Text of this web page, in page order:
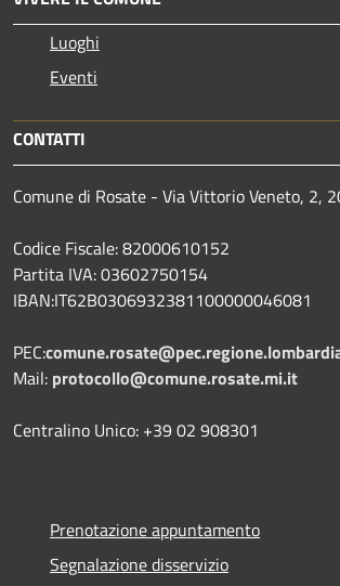
Luoghi
Eventi
CONTATTI
Comune di Rosate - Via Vittorio Veneto, 2,
Codice Fiscale: 82000610152
Partita IVA: 03602750154
IBAN:IT62B0306932381100000046081
PEC:
Mail: protocollo@comune.rosate.mi.it
Centralino Unico: +39 02 908301
Prenotazione appuntamento
Segnalazione disservizio